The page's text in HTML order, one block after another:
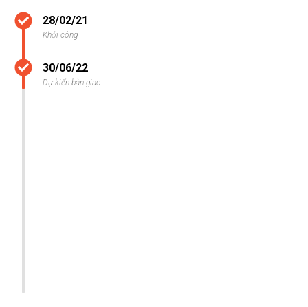
28/02/21
Khởi công
30/06/22
Dự kiến bàn giao